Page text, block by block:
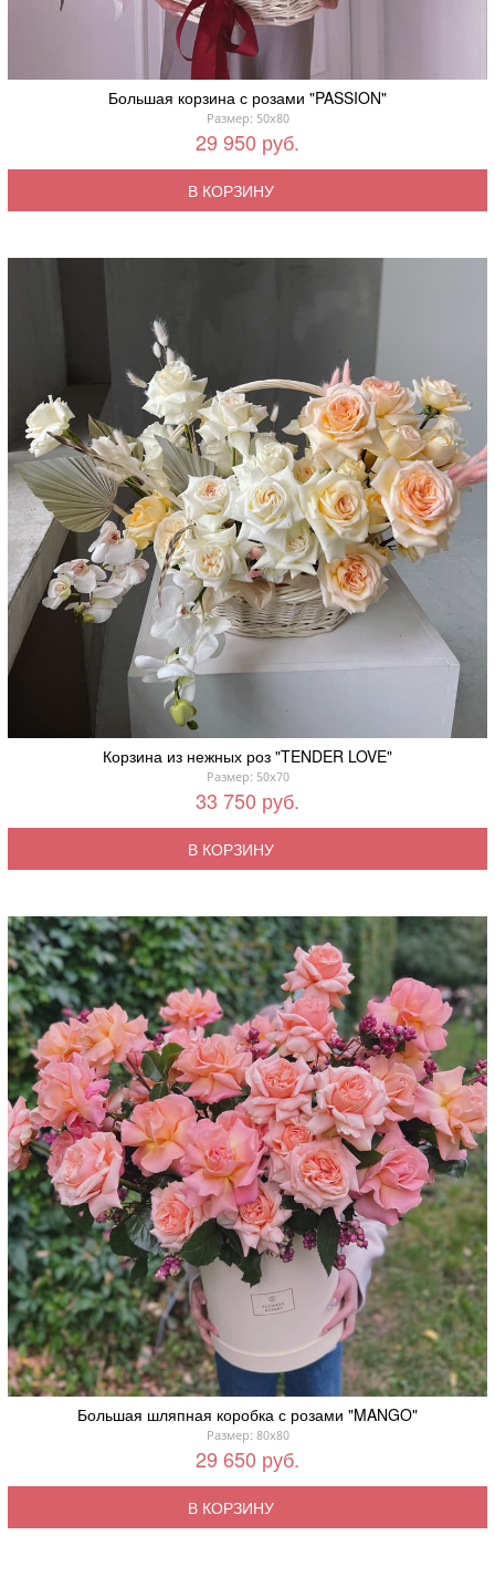
Большая корзина с розами "PASSION"
Размер: 50x80
29 950 руб.
В КОРЗИНУ
Корзина из нежных роз "TENDER LOVE"
Размер: 50x70
33 750 руб.
В КОРЗИНУ
Большая шляпная коробка с розами "MANGO"
Размер: 80x80
29 650 руб.
В КОРЗИНУ